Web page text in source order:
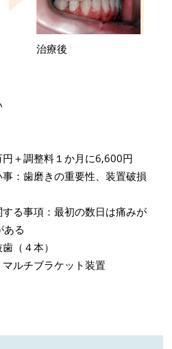
治療後
＋調整料１か月に6,600円
：歯磨きの重要性、装置破損
る事項：最初の数日は痛みが
ある
（４本）
ルチブラケット装置